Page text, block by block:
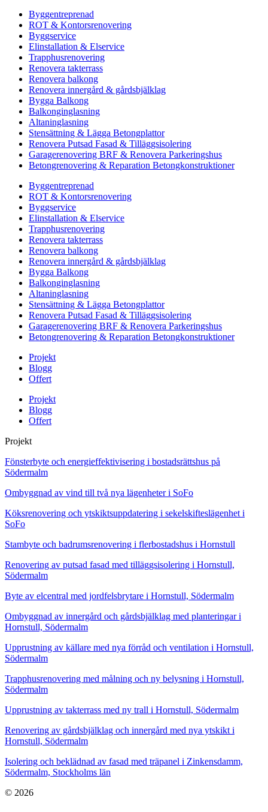
Byggentreprenad
ROT & Kontorsrenovering
Byggservice
Elinstallation & Elservice
Trapphusrenovering
Renovera takterrass
Renovera balkong
Renovera innergård & gårdsbjälklag
Bygga Balkong
Balkonginglasning
Altaninglasning
Stensättning & Lägga Betongplattor
Renovera Putsad Fasad & Tilläggsisolering
Garagerenovering BRF & Renovera Parkeringshus
Betongrenovering & Reparation Betongkonstruktioner
Byggentreprenad
ROT & Kontorsrenovering
Byggservice
Elinstallation & Elservice
Trapphusrenovering
Renovera takterrass
Renovera balkong
Renovera innergård & gårdsbjälklag
Bygga Balkong
Balkonginglasning
Altaninglasning
Stensättning & Lägga Betongplattor
Renovera Putsad Fasad & Tilläggsisolering
Garagerenovering BRF & Renovera Parkeringshus
Betongrenovering & Reparation Betongkonstruktioner
Projekt
Blogg
Offert
Projekt
Blogg
Offert
Projekt
Fönsterbyte och energieffektivisering i bostadsrättshus på
Södermalm
Ombyggnad av vind till två nya lägenheter i SoFo
Köksrenovering och ytskiktsuppdatering i sekelskifteslägenhet i
SoFo
Stambyte och badrumsrenovering i flerbostadshus i Hornstull
Renovering av putsad fasad med tilläggsisolering i Hornstull,
Södermalm
Byte av elcentral med jordfelsbrytare i Hornstull, Södermalm
Ombyggnad av innergård och gårdsbjälklag med planteringar i
Hornstull, Södermalm
Upprustning av källare med nya förråd och ventilation i Hornstull,
Södermalm
Trapphusrenovering med målning och ny belysning i Hornstull,
Södermalm
Upprustning av takterrass med ny trall i Hornstull, Södermalm
Renovering av gårdsbjälklag och innergård med nya ytskikt i
Hornstull, Södermalm
Isolering och beklädnad av fasad med träpanel i Zinkensdamm,
Södermalm, Stockholms län
© 2026